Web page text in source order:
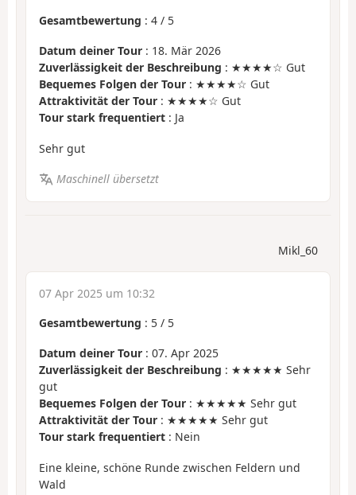
Gesamtbewertung : 4 / 5
Datum deiner Tour : 18. Mär 2026
Zuverlässigkeit der Beschreibung : ★★★★☆ Gut
Bequemes Folgen der Tour : ★★★★☆ Gut
Attraktivität der Tour : ★★★★☆ Gut
Tour stark frequentiert : Ja
Sehr gut
Maschinell übersetzt
Mikl_60
07 Apr 2025 um 10:32
Gesamtbewertung : 5 / 5
Datum deiner Tour : 07. Apr 2025
Zuverlässigkeit der Beschreibung : ★★★★★ Sehr
gut
Bequemes Folgen der Tour : ★★★★★ Sehr gut
Attraktivität der Tour : ★★★★★ Sehr gut
Tour stark frequentiert : Nein
Eine kleine, schöne Runde zwischen Feldern und
Wald